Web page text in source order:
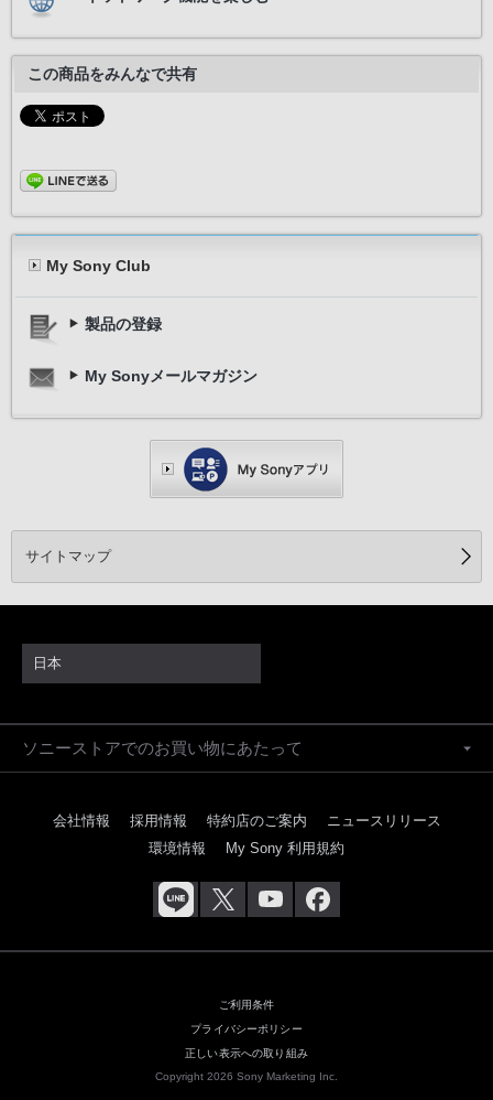
この商品をみんなで共有
My Sony Club
製品の登録
My Sonyメールマガジン
サイトマップ
日本
ソニーストアでのお買い物にあたって
会社情報 採用情報 特約店のご案内
ニュースリリース
環境情報
My Sony 利用規約
ご利用条件
プライバシーポリシー
正しい表示への取り組み
Copyright 2026 Sony Marketing Inc.